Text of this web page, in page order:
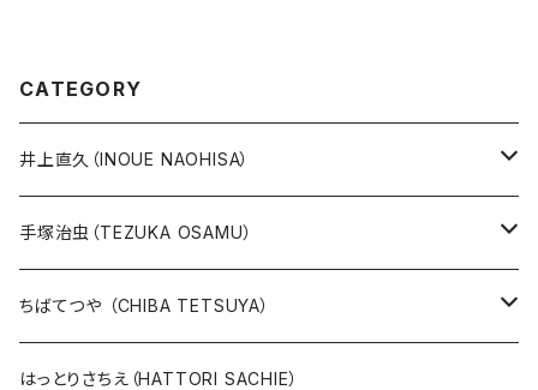
CATEGORY
井上直久（INOUE NAOHISA）
人気作品TOP10
版画
10万未満
本、カレンダー
手塚治虫（TEZUKA OSAMU）
版画
鉄腕アトム
人気作品TOP10
ちばてつや （CHIBA TETSUYA）
版画
はっとりさちえ（HATTORI SACHIE）